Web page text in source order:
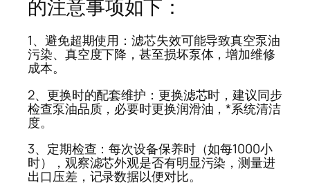
的注意事项如下：
1、避免超期使用：滤芯失效可能导致真空泵油
污染、真空度下降，甚至损坏泵体，增加维修
成本。
2、更换时的配套维护：更换滤芯时，建议同步
检查泵油品质，必要时更换润滑油，*系统清洁
度。
3、定期检查：每次设备保养时（如每1000小
时），观察滤芯外观是否有明显污染，测量进
出口压差，记录数据以便对比。